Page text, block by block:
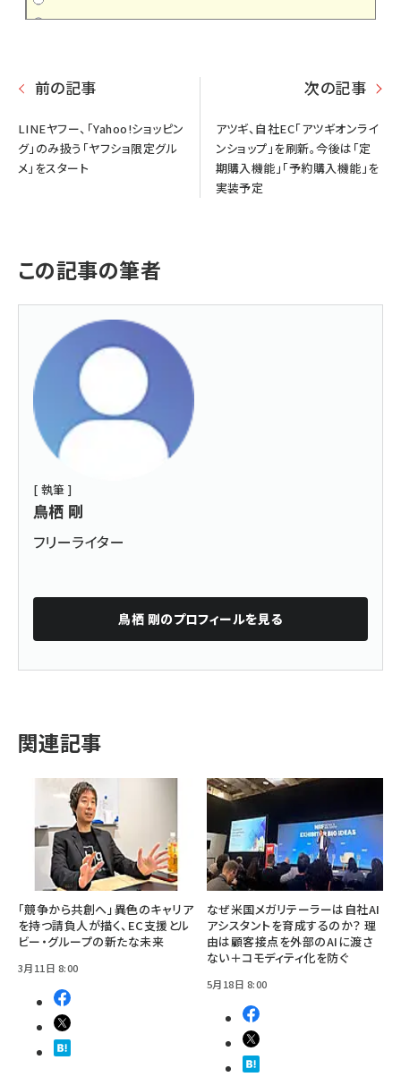
前の記事
LINEヤフー、「Yahoo!ショッピン
グ」のみ扱う「ヤフショ限定グル
メ」をスタート
次の記事
アツギ、自社EC「アツギオンライ
ンショップ」を刷新。今後は「定
期購入機能」「予約購入機能」を
実装予定
この記事の筆者
[ 執筆 ]
鳥栖 剛
フリーライター
鳥栖 剛のプロフィールを見る
関連記事
「競争から共創へ」――異色のキャリア
を持つ請負人が描く、EC支援とル
ビー・グループの新たな未来
3月11日 8:00
なぜ米国メガリテーラーは自社AI
アシスタントを育成するのか？ 理
由は顧客接点を外部のAIに渡さ
ない＋コモディティ化を防ぐ
5月18日 8:00